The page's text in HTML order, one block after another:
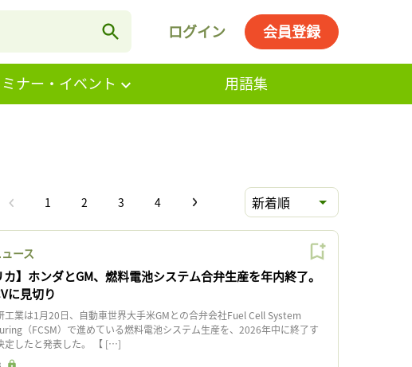
ログイン 会員登録
ナー・イベント 用語集
1 2 3 4 新着順
ース
カ】ホンダとGM、燃料電池システム合弁生産を年内終了。
に見切り
業は1月20日、自動車世界大手米GMとの合弁会社Fuel Cell System
（FCSM）で進めている燃料電池システム生産を、2026年中に終了す
定したと発表した。 【 […]